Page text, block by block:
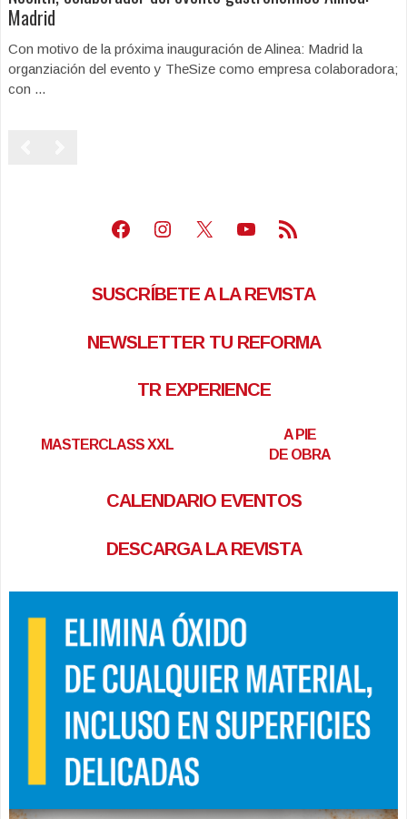
Madrid
Con motivo de la próxima inauguración de Alinea: Madrid la
organziación del evento y TheSize como empresa colaboradora;
con ...
Facebook
Instagram
X Youtube
Feed RSS
SUSCRÍBETE A LA REVISTA
NEWSLETTER TU REFORMA
TR EXPERIENCE
MASTERCLASS XXL
A PIE
DE OBRA
CALENDARIO EVENTOS
DESCARGA LA REVISTA